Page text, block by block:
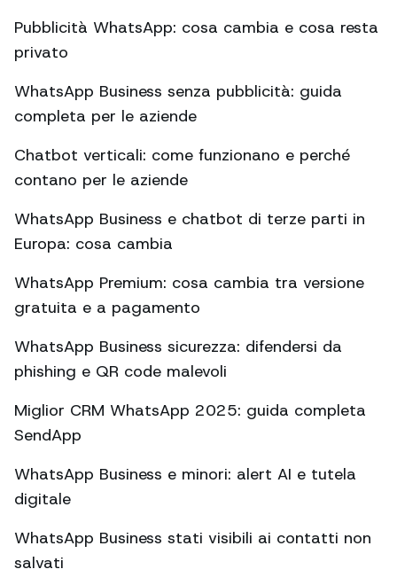
Pubblicità WhatsApp: cosa cambia e cosa resta
privato
WhatsApp Business senza pubblicità: guida
completa per le aziende
Chatbot verticali: come funzionano e perché
contano per le aziende
WhatsApp Business e chatbot di terze parti in
Europa: cosa cambia
WhatsApp Premium: cosa cambia tra versione
gratuita e a pagamento
WhatsApp Business sicurezza: difendersi da
phishing e QR code malevoli
Miglior CRM WhatsApp 2025: guida completa
SendApp
WhatsApp Business e minori: alert AI e tutela
digitale
WhatsApp Business stati visibili ai contatti non
salvati